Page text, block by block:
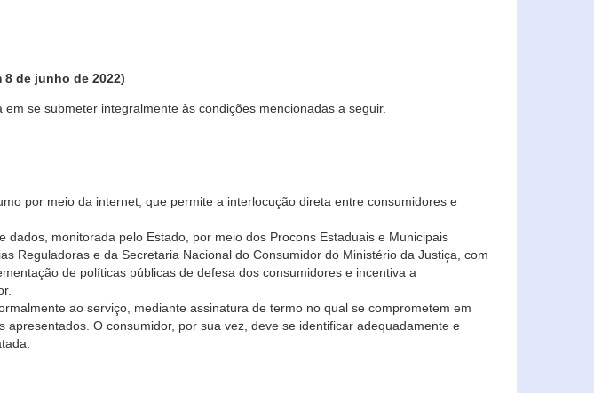
8 de junho de 2022)
se submeter integralmente às condições mencionadas a seguir.
por meio da internet, que permite a interlocução direta entre consumidores e
monitorada pelo Estado, por meio dos Procons Estaduais e Municipais
Reguladoras e da Secretaria Nacional do Consumidor do Ministério da Justiça, com
de políticas públicas de defesa dos consumidores e incentiva a
ao serviço, mediante assinatura de termo no qual se comprometem em
O consumidor, por sua vez, deve se identificar adequadamente e